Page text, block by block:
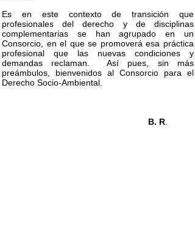
Es en este contexto de transición que
profesionales del derecho y de disciplinas
complementarias se han agrupado en un
Consorcio, en el que se promoverá esa práctica
profesional que las nuevas condiciones y
demandas reclaman. Así pues, sin más
preámbulos, bienvenidos al Consorcio para el
Derecho Socio-Ambiental.
B. R